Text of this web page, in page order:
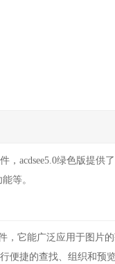
，acdsee5.0绿色版提
等。
，它能广泛应用于图片
便捷的查找、组织和预